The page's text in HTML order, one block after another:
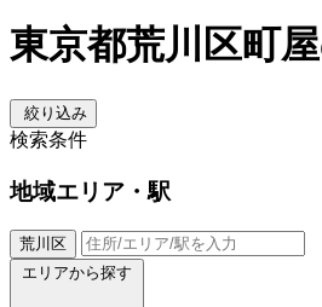
東京都荒川区町
絞り込み
検索条件
地域エリア・駅
荒川区
エリアから探す